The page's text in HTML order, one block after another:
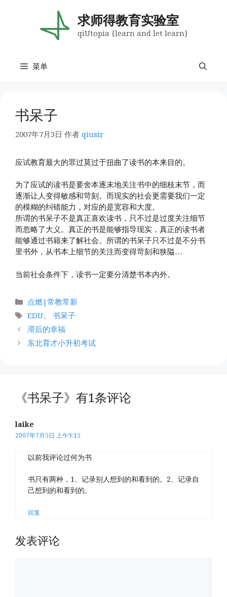
求师得教育实验室
qiUtopia {learn and let learn}
菜单
书呆子
2007年7月3日 作者 qiusir
应试教育最大的罪过莫过于扭曲了读书的本来目的。
为了应试的读书是要舍本逐末地关注书中的细枝末节，而
逐渐让人变得敏感和苛刻。而现实的社会更需要我们一定
的模糊的纠错能力，对应的是宽容和大度。
所谓的书呆子不是真正喜欢读书，只不过是过度关注细节
而忽略了大义。真正的书是能够指导现实，真正的读书者
能够通过书籍来了解社会。所谓的书呆子只不过是不分书
里书外，从书本上细节的关注而变得苛刻和狭隘…
当前社会条件下，读书一定要分清楚书本内外。
分
类
点燃|常教常新
标
签
EDU
书呆子
滞后的幸福
东北育才小升初考试
《书呆子》有1条评论
laike
2007年7月5日 上午9:15
以前我评论过何为书
书只有两种，1、记录别人想到的和看到的。2、记录自
己想到的和看到的。
回复
发表评论